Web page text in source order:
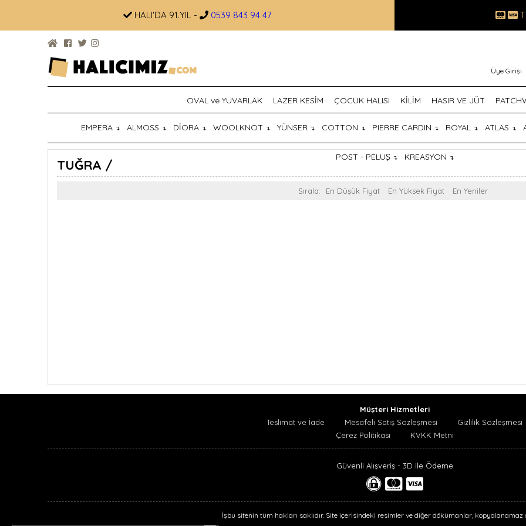
HALI'DA 91.YIL - 0539 843 94 47
Üye Girişi
OVAL ve YUVARLAK LAZER KESİM ÇOCUK HALISI KİLİM HASIR VE JÜT
EMPERA ↴ ALMOSS ↴ DİORA ↴ WOOLKNOT ↴ YÜNSER ↴ COTTON ↴ PIERRE CARDIN ↴ ROYAL ↴ ATLAS ↴
POST - PELUŞ ↴ KREASYON ↴
TUĞRA /
Sırala: En Düşük Fiyat En Yüksek Fiyat En Yeniler
Müşteri Hizmetleri
Teslimat ve İade
Mesafeli Satış Sözleşmesi
Gizlilik Sözleşmesi
Çerez Politikası
KVKK Metni
Güvenli Alışveriş - 3D ile Ödeme
İşbu sitenin tüm hakları saklıdır. Site içerisindeki resimler ve diğer dökümanlar, kopyalanamaz